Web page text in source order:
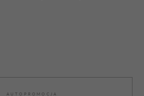
AUTOPROMOCJA